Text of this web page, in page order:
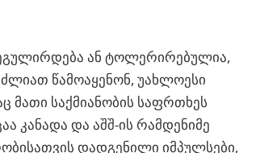
ან ტოლერირებულია,
წამოაყენონ, უახლოესი
მათი საქმიანობის საფრთხეს
კანადა და აშშ-ის რამდენიმე
დადგენილი იმპულსები,